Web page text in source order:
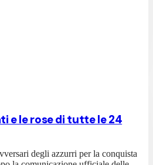
e le rose di tutte le 24
degli azzurri per la conquista